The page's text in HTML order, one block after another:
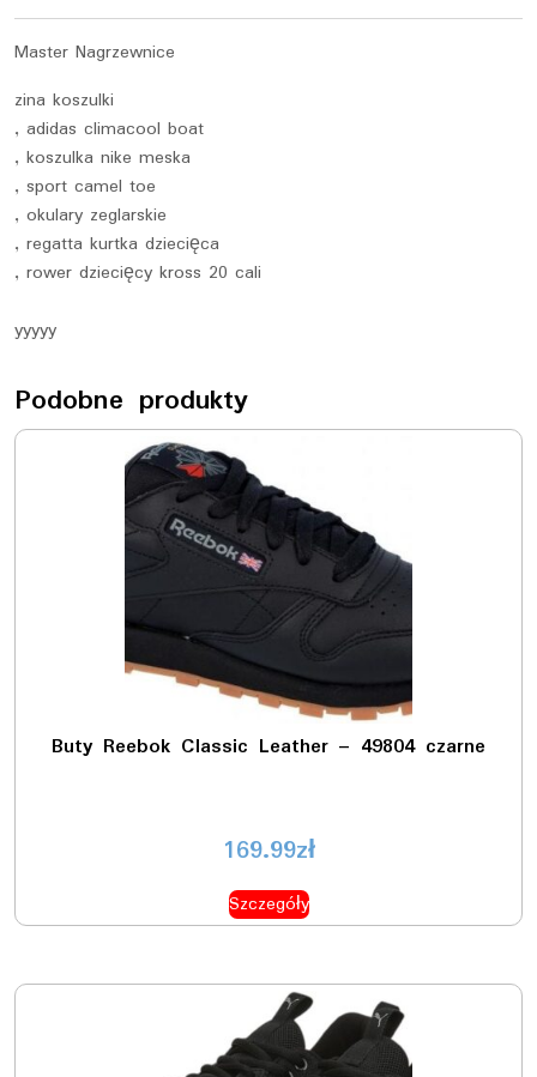
Master Nagrzewnice
zina koszulki
, adidas climacool boat
, koszulka nike meska
, sport camel toe
, okulary zeglarskie
, regatta kurtka dziecięca
, rower dziecięcy kross 20 cali
yyyyy
Podobne produkty
Buty Reebok Classic Leather – 49804 czarne
169.99zł
Szczegóły